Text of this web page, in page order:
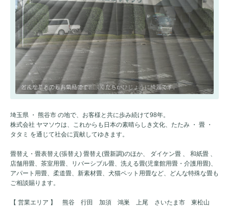
どんなことでもお気軽にご相談ください。
備後地草表の最高級品です。 目立ちがひじょうに綺麗です。
埼玉県 ・ 熊谷市 の地で、お客様と共に歩み続けて98年。
株式会社 ヤマソウは、これからも日本の素晴らしき文化、たたみ ・ 畳 ・
タタミ を通じて社会に貢献してゆきます。
畳替え・畳表替え(張替え) 畳替え(畳新調)のほか、 ダイケン畳 、 和紙畳 、
店舗用畳、茶室用畳、リバーシブル畳、洗える畳(児童館用畳・介護用畳)、
アパート用畳、柔道畳、新素材畳、犬猫ペット用畳など、どんな特殊な畳も
ご相談賜ります。
【 営業エリア 】 熊谷 行田 加須 鴻巣 上尾 さいたま市 東松山